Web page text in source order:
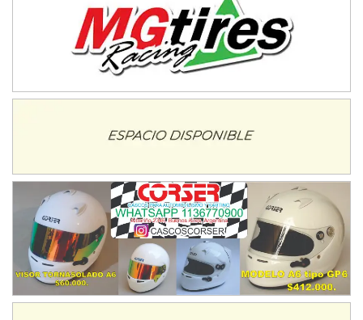
Juventud Unida (Tierra)
Humboldt (Santa Fe)
NORESTE SANTAFESINO - F6
Ciudad de Avellaneda (Asfalto)
José Samuel Sánchez (Tierra)
TUCUMANO - F5
Juan Navarro (Asfalto)
El Timbó (Tucumán)